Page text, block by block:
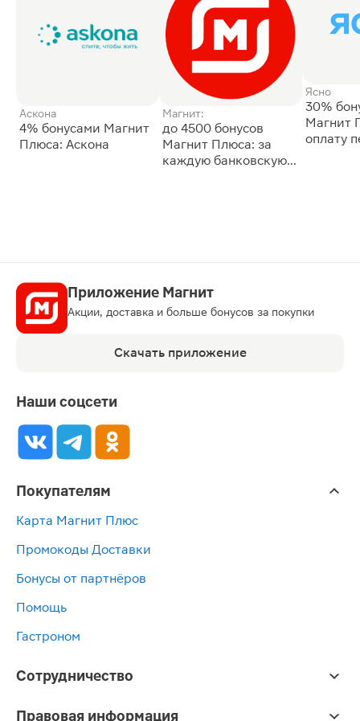
Аскона
4% бонусами Магнит
Плюса: Аскона
Магнит:
до 4500 бонусов
Магнит Плюса: за
каждую банковскую
Ясно
30%
Магнит
оплату
Приложение Магнит
Акции, доставка и больше бонусов за покупки
Скачать приложение
Наши соцсети
Покупателям
Карта Магнит Плюс
Промокоды Доставки
Бонусы от партнёров
Помощь
Гастроном
Сотрудничество
Правовая информация